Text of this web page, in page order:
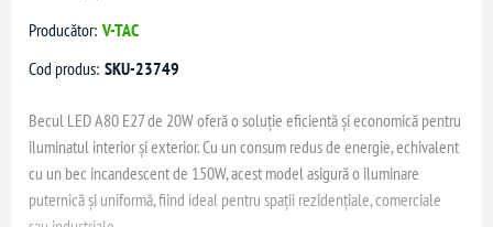
Producător: V-TAC
Cod produs: SKU-23749
Becul LED A80 E27 de 20W oferă o soluție eficientă și economică pentru
iluminatul interior și exterior. Cu un consum redus de energie, echivalent
cu un bec incandescent de 150W, acest model asigură o iluminare
puternică și uniformă, fiind ideal pentru spații rezidențiale, comerciale